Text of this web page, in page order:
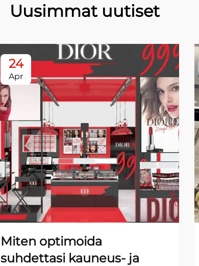
Uusimmat uutiset
24
Apr
Miten optimoida
suhdettasi kauneus- ja